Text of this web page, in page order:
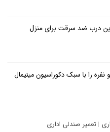
سرقت برای منزل
دکوراسیون مینیمال
اداری